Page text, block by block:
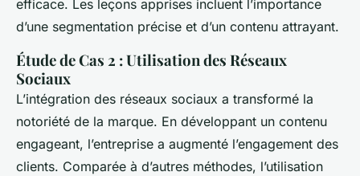
efficace. Les leçons apprises incluent l’importance
d’une segmentation précise et d’un contenu attrayant.
Étude de Cas 2 : Utilisation des Réseaux
Sociaux
L’intégration des réseaux sociaux a transformé la
notoriété de la marque. En développant un contenu
engageant, l’entreprise a augmenté l’engagement des
clients. Comparée à d’autres méthodes, l’utilisation